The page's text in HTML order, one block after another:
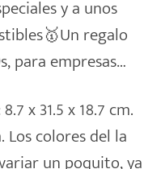
y a unos
regalo
para empresas…
x 31.5 x 18.7 cm.
Los colores del la
un poquito, ya